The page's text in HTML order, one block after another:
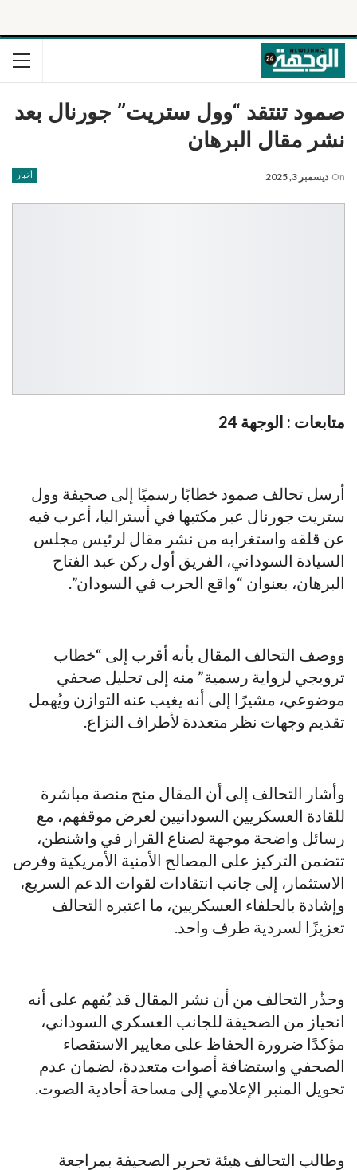
صمود تنتقد “وول ستريت” جورنال بعد
نشر مقال البرهان
أخبار On ديسمبر 3, 2025
متابعات : الوجهة 24
أرسل تحالف صمود خطابًا رسميًا إلى صحيفة وول
ستريت جورنال عبر مكتبها في أستراليا، أعرب فيه
عن قلقه واستغرابه من نشر مقال لرئيس مجلس
السيادة السوداني، الفريق أول ركن عبد الفتاح
البرهان، بعنوان “واقع الحرب في السودان”.
ووصف التحالف المقال بأنه أقرب إلى “خطاب
ترويجي لرواية رسمية” منه إلى تحليل صحفي
موضوعي، مشيرًا إلى أنه يغيب عنه التوازن ويُهمل
تقديم وجهات نظر متعددة لأطراف النزاع.
وأشار التحالف إلى أن المقال منح منصة مباشرة
للقادة العسكريين السودانيين لعرض موقفهم، مع
رسائل واضحة موجهة لصناع القرار في واشنطن،
تتضمن التركيز على المصالح الأمنية الأمريكية وفرص
الاستثمار، إلى جانب انتقادات لقوات الدعم السريع،
وإشادة بالحلفاء العسكريين، ما اعتبره التحالف
تعزيزًا لسردية طرف واحد.
وحذّر التحالف من أن نشر المقال قد يُفهم على أنه
انحياز من الصحيفة للجانب العسكري السوداني،
مؤكدًا ضرورة الحفاظ على معايير الاستقصاء
الصحفي واستضافة أصوات متعددة، لضمان عدم
تحويل المنبر الإعلامي إلى مساحة أحادية الصوت.
وطالب التحالف هيئة تحرير الصحيفة بمراجعة